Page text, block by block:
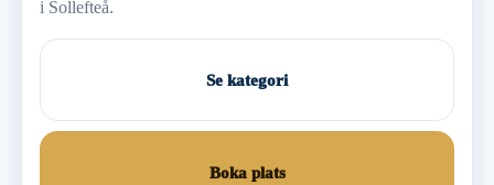
i Sollefteå.
Se kategori
Boka plats